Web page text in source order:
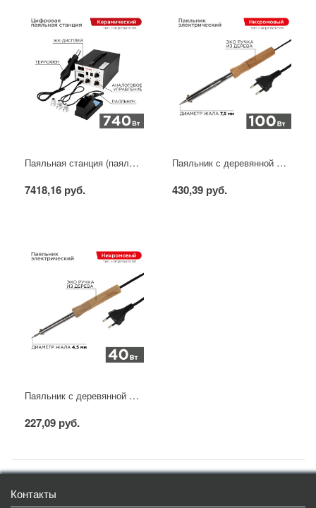
Паяльная станция (паяльник + фен), модель R852AD+, 100-500°C, LED дисплей REXANT
7418,16 руб.
Паяльник с деревянной ручкой, серия WOOD, 100Вт, 230В, блистер PROconnect
430,39 руб.
Паяльник с деревянной ручкой, серия WOOD, 40Вт, 230В, блистер PROconnect
227,09 руб.
Контакты